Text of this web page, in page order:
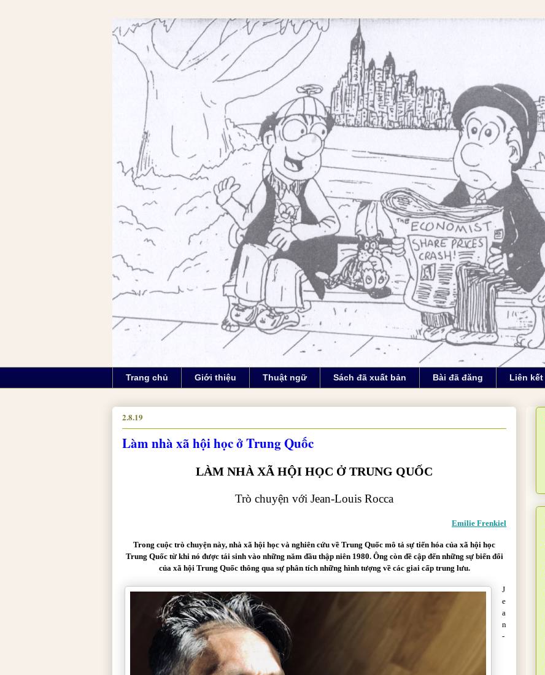
Trang chủ Giới thiệu Thuật ngữ Sách đã xuất bản Bài đã đăng Liên kết
2.8.19
Làm nhà xã hội học ở Trung Quốc
LÀM NHÀ XÃ HỘI HỌC Ở TRUNG QUỐC
Trò chuyện với Jean-Louis Rocca
Emilie Frenkiel
Trong cuộc trò chuyện này, nhà xã hội học và nghiên cứu về Trung Quốc mô tả sự tiến hóa của xã hội học
Trung Quốc từ khi nó được tái sinh vào những năm đầu thập niên 1980. Ông còn đề cập đến những sự biến đổi
của xã hội Trung Quốc thông qua sự phân tích những hình tượng về các giai cấp trung lưu.
J
e
a
n
-